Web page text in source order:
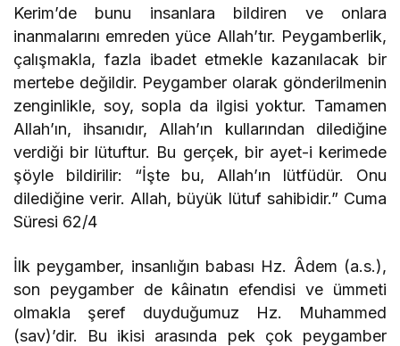
Kerim’de bunu insanlara bildiren ve onlara
inanmalarını emreden yüce Allah’tır. Peygamberlik,
çalışmakla, fazla ibadet etmekle kazanılacak bir
mertebe değildir. Peygamber olarak gönderilmenin
zenginlikle, soy, sopla da ilgisi yoktur. Tamamen
Allah’ın, ihsanıdır, Allah’ın kullarından dilediğine
verdiği bir lütuftur. Bu gerçek, bir ayet-i kerimede
şöyle bildirilir: “İşte bu, Allah’ın lütfüdür. Onu
dilediğine verir. Allah, büyük lütuf sahibidir.” Cuma
Süresi 62/4
İlk peygamber, insanlığın babası Hz. Âdem (a.s.),
son peygamber de kâinatın efendisi ve ümmeti
olmakla şeref duyduğumuz Hz. Muhammed
(sav)’dir. Bu ikisi arasında pek çok peygamber